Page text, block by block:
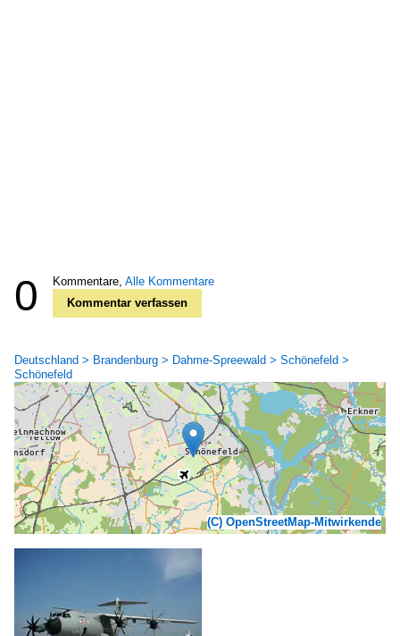
0 Kommentare, Alle Kommentare
Kommentar verfassen
Deutschland > Brandenburg > Dahme-Spreewald > Schönefeld >
Schönefeld
(C) OpenStreetMap-Mitwirkende